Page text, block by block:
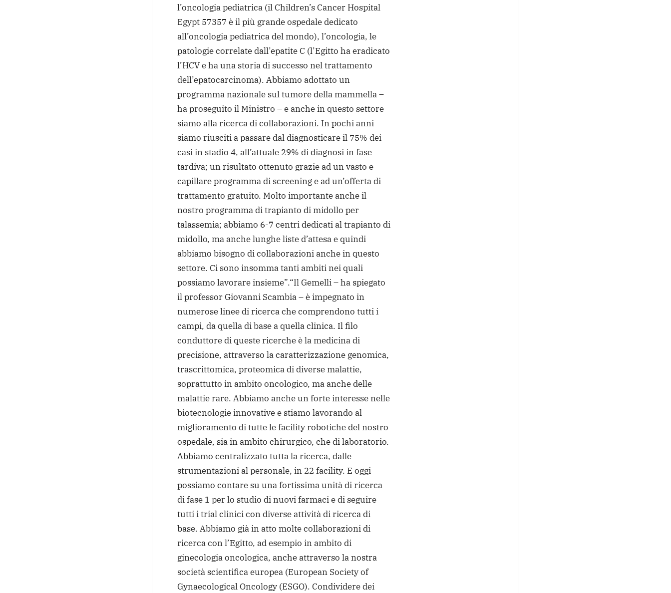
l’oncologia pediatrica (il Children’s Cancer Hospital
Egypt 57357 è il più grande ospedale dedicato
all’oncologia pediatrica del mondo), l’oncologia, le
patologie correlate dall’epatite C (l’Egitto ha eradicato
l’HCV e ha una storia di successo nel trattamento
dell’epatocarcinoma). Abbiamo adottato un
programma nazionale sul tumore della mammella –
ha proseguito il Ministro – e anche in questo settore
siamo alla ricerca di collaborazioni. In pochi anni
siamo riusciti a passare dal diagnosticare il 75% dei
casi in stadio 4, all’attuale 29% di diagnosi in fase
tardiva; un risultato ottenuto grazie ad un vasto e
capillare programma di screening e ad un’offerta di
trattamento gratuito. Molto importante anche il
nostro programma di trapianto di midollo per
talassemia; abbiamo 6-7 centri dedicati al trapianto di
midollo, ma anche lunghe liste d’attesa e quindi
abbiamo bisogno di collaborazioni anche in questo
settore. Ci sono insomma tanti ambiti nei quali
possiamo lavorare insieme”.“Il Gemelli – ha spiegato
il professor Giovanni Scambia – è impegnato in
numerose linee di ricerca che comprendono tutti i
campi, da quella di base a quella clinica. Il filo
conduttore di queste ricerche è la medicina di
precisione, attraverso la caratterizzazione genomica,
trascrittomica, proteomica di diverse malattie,
soprattutto in ambito oncologico, ma anche delle
malattie rare. Abbiamo anche un forte interesse nelle
biotecnologie innovative e stiamo lavorando al
miglioramento di tutte le facility robotiche del nostro
ospedale, sia in ambito chirurgico, che di laboratorio.
Abbiamo centralizzato tutta la ricerca, dalle
strumentazioni al personale, in 22 facility. E oggi
possiamo contare su una fortissima unità di ricerca
di fase 1 per lo studio di nuovi farmaci e di seguire
tutti i trial clinici con diverse attività di ricerca di
base. Abbiamo già in atto molte collaborazioni di
ricerca con l’Egitto, ad esempio in ambito di
ginecologia oncologica, anche attraverso la nostra
società scientifica europea (European Society of
Gynaecological Oncology (ESGO). Condividere dei